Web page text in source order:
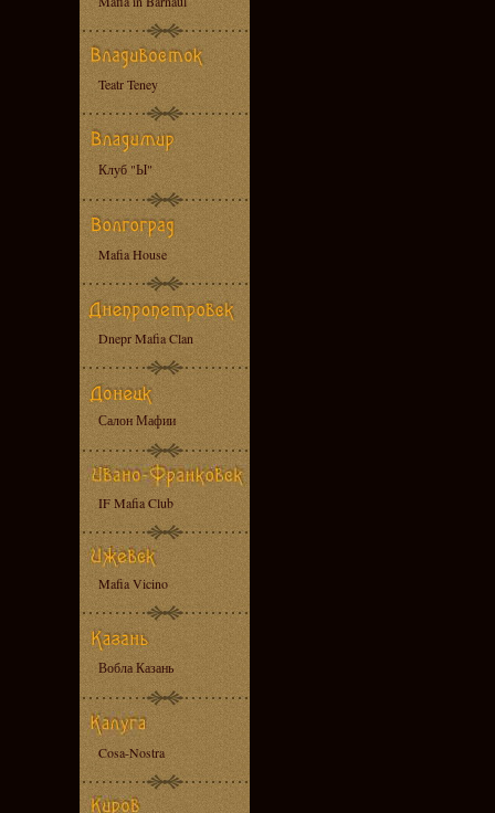
Teatr Teney
Клуб "Ы"
Mafia House
Dnepr Mafia Clan
Салон Мафии
IF Mafia Club
Mafia Vicino
Вобла Казань
Cosa-Nostra